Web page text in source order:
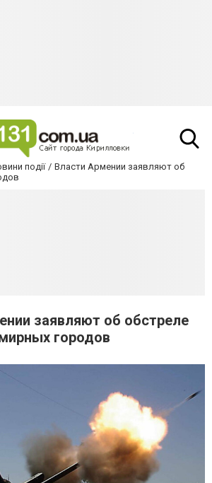
події
Власти Армении заявляют об
заявляют об обстреле
городов